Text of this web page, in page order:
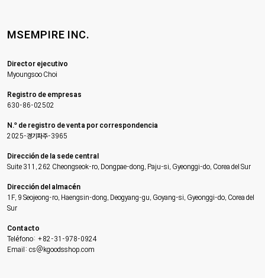
MSEMPIRE INC.
Director ejecutivo
Myoungsoo Choi
Registro de empresas
630-86-02502
N.º de registro de venta por correspondencia
2025-경기파주-3965
Dirección de la sede central
Suite 311, 262 Cheongseok-ro, Dongpae-dong, Paju-si, Gyeonggi-do, Corea del Sur
Dirección del almacén
1F, 9 Seojeong-ro, Haengsin-dong, Deogyang-gu, Goyang-si, Gyeonggi-do, Corea del
Sur
Contacto
Teléfono: +82-31-978-0924
Email: cs@kgoodsshop.com